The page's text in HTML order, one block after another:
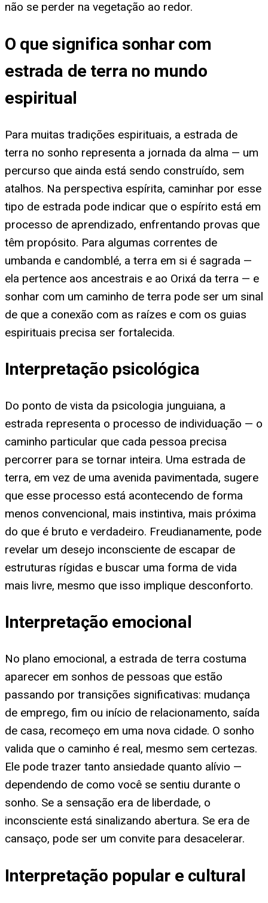
não se perder na vegetação ao redor.
O que significa sonhar com
estrada de terra no mundo
espiritual
Para muitas tradições espirituais, a estrada de
terra no sonho representa a jornada da alma — um
percurso que ainda está sendo construído, sem
atalhos. Na perspectiva espírita, caminhar por esse
tipo de estrada pode indicar que o espírito está em
processo de aprendizado, enfrentando provas que
têm propósito. Para algumas correntes de
umbanda e candomblé, a terra em si é sagrada —
ela pertence aos ancestrais e ao Orixá da terra — e
sonhar com um caminho de terra pode ser um sinal
de que a conexão com as raízes e com os guias
espirituais precisa ser fortalecida.
Interpretação psicológica
Do ponto de vista da psicologia junguiana, a
estrada representa o processo de individuação — o
caminho particular que cada pessoa precisa
percorrer para se tornar inteira. Uma estrada de
terra, em vez de uma avenida pavimentada, sugere
que esse processo está acontecendo de forma
menos convencional, mais instintiva, mais próxima
do que é bruto e verdadeiro. Freudianamente, pode
revelar um desejo inconsciente de escapar de
estruturas rígidas e buscar uma forma de vida
mais livre, mesmo que isso implique desconforto.
Interpretação emocional
No plano emocional, a estrada de terra costuma
aparecer em sonhos de pessoas que estão
passando por transições significativas: mudança
de emprego, fim ou início de relacionamento, saída
de casa, recomeço em uma nova cidade. O sonho
valida que o caminho é real, mesmo sem certezas.
Ele pode trazer tanto ansiedade quanto alívio —
dependendo de como você se sentiu durante o
sonho. Se a sensação era de liberdade, o
inconsciente está sinalizando abertura. Se era de
cansaço, pode ser um convite para desacelerar.
Interpretação popular e cultural